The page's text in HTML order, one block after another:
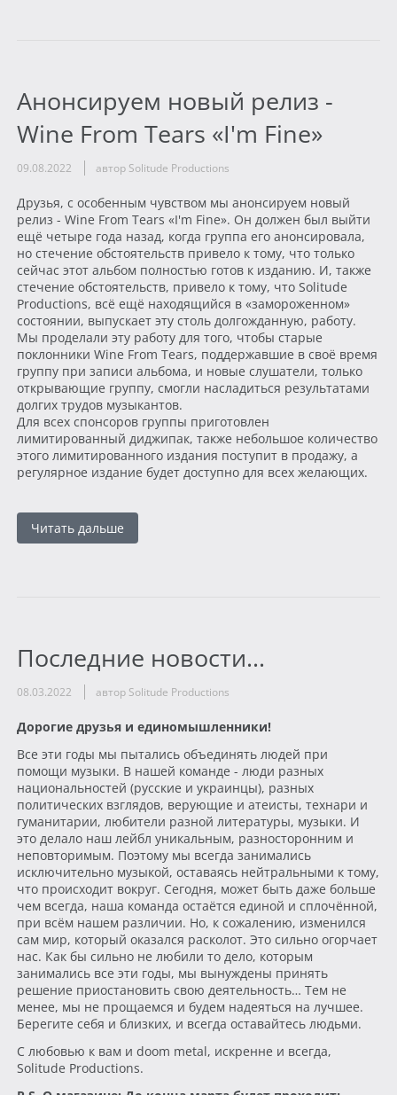
Анонсируем новый релиз -
Wine From Tears «I'm Fine»
09.08.2022 автор Solitude Productions
Друзья, с особенным чувством мы анонсируем новый
релиз - Wine From Tears «I'm Fine». Он должен был выйти
ещё четыре года назад, когда группа его анонсировала,
но стечение обстоятельств привело к тому, что только
сейчас этот альбом полностью готов к изданию. И, также
стечение обстоятельств, привело к тому, что Solitude
Productions, всё ещё находящийся в «замороженном»
состоянии, выпускает эту столь долгожданную, работу.
Мы проделали эту работу для того, чтобы старые
поклонники Wine From Tears, поддержавшие в своё время
группу при записи альбома, и новые слушатели, только
открывающие группу, смогли насладиться результатами
долгих трудов музыкантов.
Для всех спонсоров группы приготовлен
лимитированный диджипак, также небольшое количество
этого лимитированного издания поступит в продажу, а
регулярное издание будет доступно для всех желающих.
Читать дальше
Последние новости...
08.03.2022 автор Solitude Productions
Дорогие друзья и единомышленники!
Все эти годы мы пытались объединять людей при
помощи музыки. В нашей команде - люди разных
национальностей (русские и украинцы), разных
политических взглядов, верующие и атеисты, технари и
гуманитарии, любители разной литературы, музыки. И
это делало наш лейбл уникальным, разносторонним и
неповторимым. Поэтому мы всегда занимались
исключительно музыкой, оставаясь нейтральными к тому,
что происходит вокруг. Сегодня, может быть даже больше
чем всегда, наша команда остаётся единой и сплочённой,
при всём нашем различии. Но, к сожалению, изменился
сам мир, который оказался расколот. Это сильно огорчает
нас. Как бы сильно не любили то дело, которым
занимались все эти годы, мы вынуждены принять
решение приостановить свою деятельность… Тем не
менее, мы не прощаемся и будем надеяться на лучшее.
Берегите себя и близких, и всегда оставайтесь людьми.
С любовью к вам и doom metal, искренне и всегда,
Solitude Productions.